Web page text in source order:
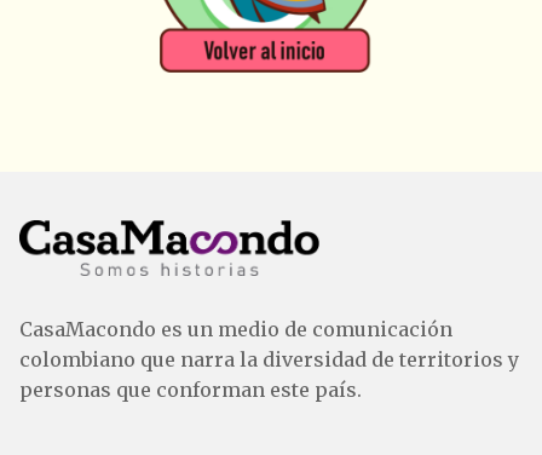
CasaMacondo es un medio de comunicación
colombiano que narra la diversidad de territorios y
personas que conforman este país.